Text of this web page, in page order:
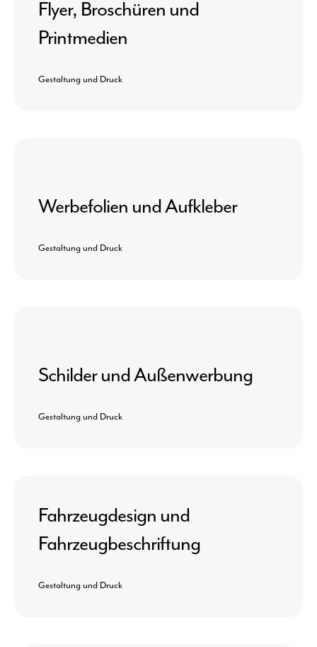
Flyer, Broschüren und
Printmedien
Gestaltung und Druck
Werbefolien und Aufkleber
Gestaltung und Druck
Schilder und Außenwerbung
Gestaltung und Druck
Fahrzeugdesign und
Fahrzeugbeschriftung
Gestaltung und Druck